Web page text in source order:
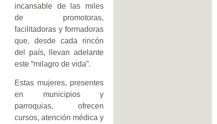
incansable de las miles
de promotoras,
facilitadoras y formadoras
que, desde cada rincón
del país, llevan adelante
este “milagro de vida”.
Estas mujeres, presentes
en municipios y
parroquias, ofrecen
cursos, atención médica y